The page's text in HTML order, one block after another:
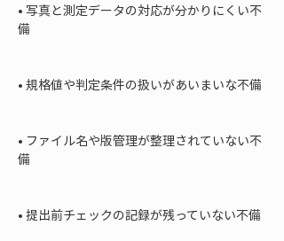
• 写真と測定データの対応が分かりにくい不
備
• 規格値や判定条件の扱いがあいまいな不備
• ファイル名や版管理が整理されていない不
備
• 提出前チェックの記録が残っていない不備